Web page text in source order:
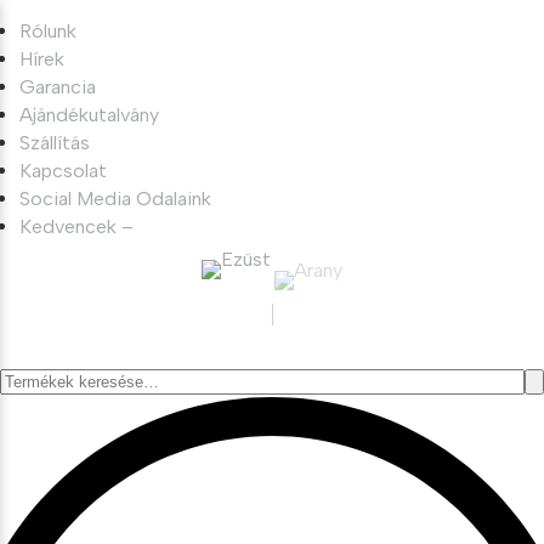
Rólunk
Hírek
Garancia
Ajándékutalvány
Szállítás
Kapcsolat
Social Media Odalaink
Kedvencek –
Keresés
következőre: